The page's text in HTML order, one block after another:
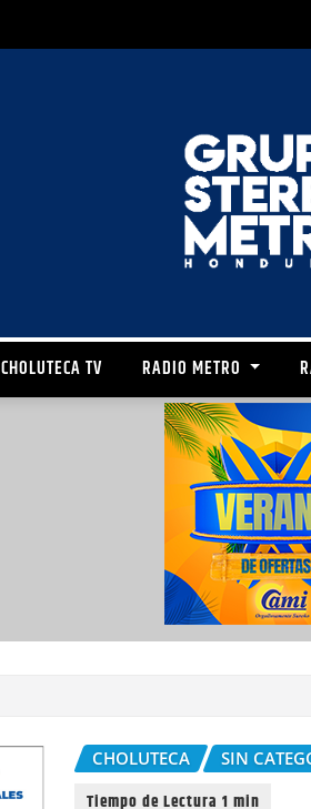
CHOLUTECA TV RADIO METRO
CHOLUTECA SIN